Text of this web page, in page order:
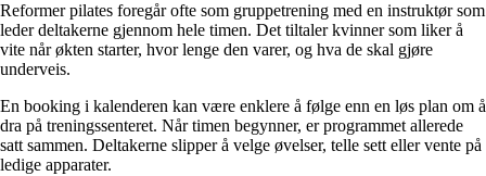
Reformer pilates foregår ofte som gruppetrening med en instruktør som
leder deltakerne gjennom hele timen. Det tiltaler kvinner som liker å
vite når økten starter, hvor lenge den varer, og hva de skal gjøre
underveis.
En booking i kalenderen kan være enklere å følge enn en løs plan om å
dra på treningssenteret. Når timen begynner, er programmet allerede
satt sammen. Deltakerne slipper å velge øvelser, telle sett eller vente på
ledige apparater.